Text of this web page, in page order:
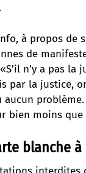
à propos de
de
n’y a pas
par la justice,
aucun
bien moins que
blanche